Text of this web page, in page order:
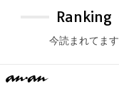
Ranking
今読まれてます